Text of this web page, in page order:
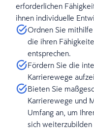
erforderlichen
ihnen individuelle
Ordnen Sie
die ihren
entsprechen.
Fördern Sie die
Karrierewege
Bieten Sie
Karrierewege und
Umfang an, um
sich weiterzubilden